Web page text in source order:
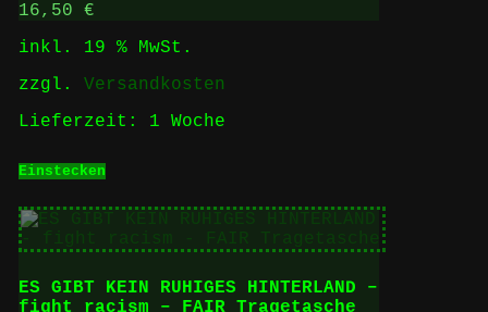
16,50 €
inkl. 19 % MwSt.
zzgl. Versandkosten
Lieferzeit: 1 Woche
Einstecken
ES GIBT KEIN RUHIGES HINTERLAND –
fight racism – FAIR Tragetasche